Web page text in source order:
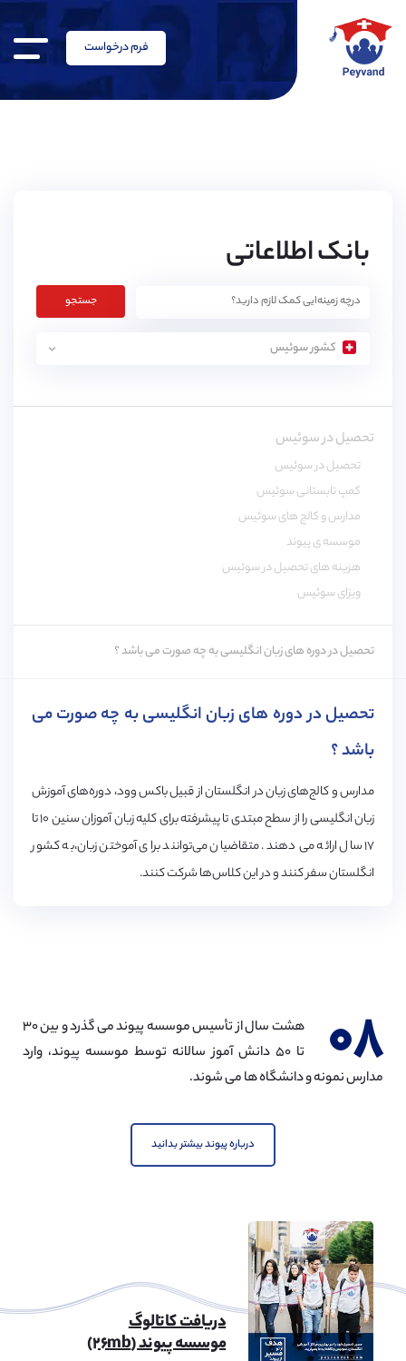
فرم درخواست
بانک اطلاعاتی
جستجو
کشور سوئیس
تحصیل در سوئیس
تحصیل در سوئیس
کمپ تابستانی سوئیس
مدارس و کالج های سوئیس
موسسه ی پیوند
هزینه های تحصیل در سوئیس
ویزای سوئیس
تحصیل در دوره های زبان انگلیسی به چه صورت می باشد ؟
تحصیل در دوره های زبان انگلیسی به چه صورت می
باشد ؟
مدارس و کالج‌های زبان در انگلستان از قبیل باکس وود، دوره‌های آموزش
زبان انگلیسی را از سطح مبتدی تا پیشرفته برای کلیه زبان آموزان سنین ۱۰ تا
۱۷ سال ارائه می‌ دهند. متقاضیان می‌توانند برای آموختن زبان،به کشور
انگلستان سفر کنند و در این کلاس‌ها شرکت کنند.
۰۸
هشت سال از تأسیس موسسه پیوند می گذرد و بین ۳۰
تا ۵۰ دانش آموز سالانه توسط موسسه پیوند، وارد
مدارس نمونه و دانشگاه ها می شوند.
درباره پیوند بیشتر بدانید
دریافت کاتالوگ
موسسه پیوند (۲۶mb)